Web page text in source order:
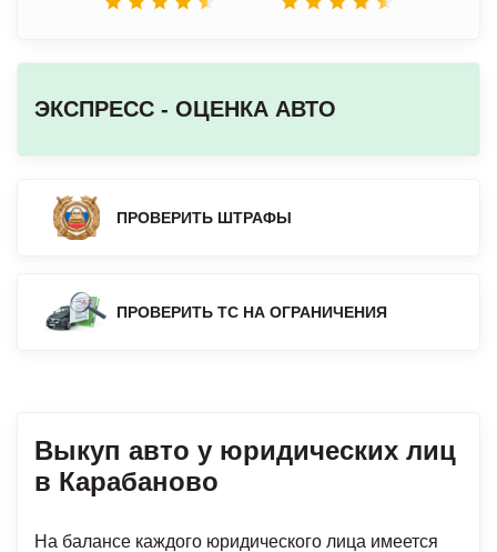
Выкуп авто у юридических лиц
в Карабаново
На балансе каждого юридического лица имеется
ЭКСПРЕСС - ОЦЕНКА АВТО
ПРОВЕРИТЬ ШТРАФЫ
ПРОВЕРИТЬ ТС НА ОГРАНИЧЕНИЯ